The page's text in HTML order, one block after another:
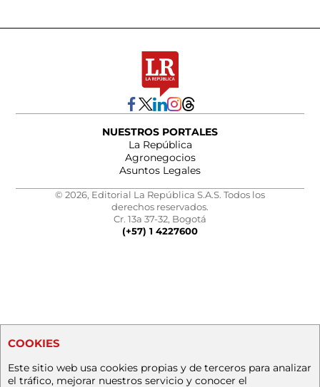
NUESTROS PORTALES
La República
Agronegocios
Asuntos Legales
© 2026, Editorial La República S.A.S. Todos los
derechos reservados.
Cr. 13a 37-32, Bogotá
(+57) 1 4227600
COOKIES
Este sitio web usa cookies propias y de terceros para analizar
el tráfico, mejorar nuestros servicio y conocer el